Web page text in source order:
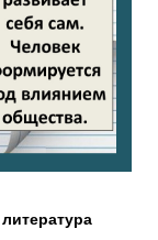
литература